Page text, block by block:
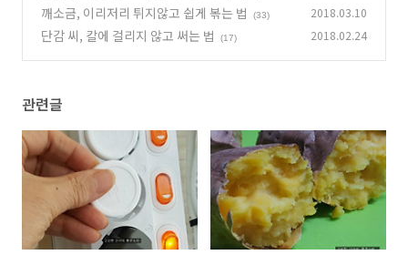
깨소금, 이리저리 튀지않고 쉽게 볶는 법 (33) 2018.03.10
단감 씨, 칼에 걸리지 않고 써는 법 (17) 2018.02.24
관련글